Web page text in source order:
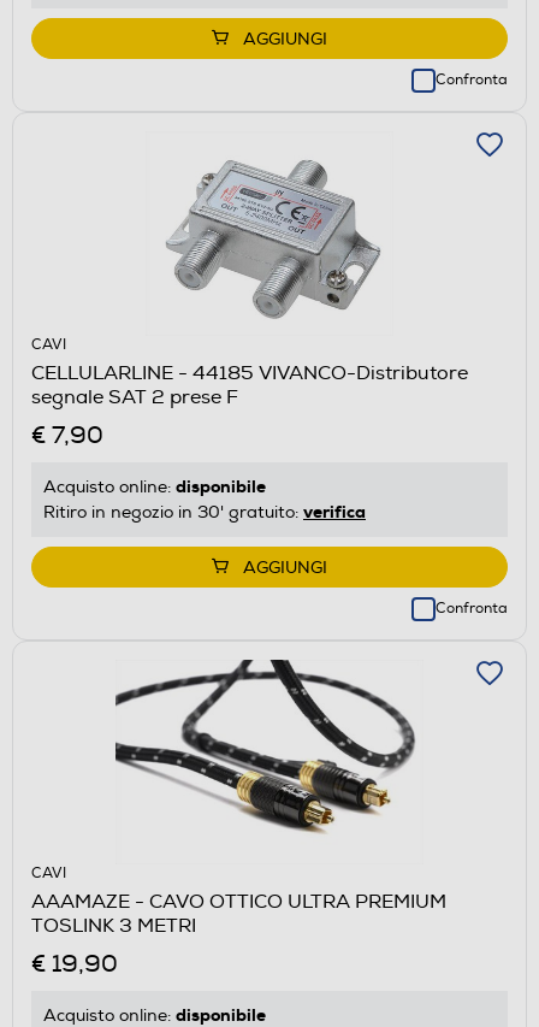
AGGIUNGI
Confronta
CAVI
CELLULARLINE - 44185 VIVANCO-Distributore
segnale SAT 2 prese F
€ 7,90
Acquisto online: disponibile
Ritiro in negozio in 30' gratuito: verifica
AGGIUNGI
Confronta
CAVI
AAAMAZE - CAVO OTTICO ULTRA PREMIUM
TOSLINK 3 METRI
€ 19,90
Acquisto online: disponibile